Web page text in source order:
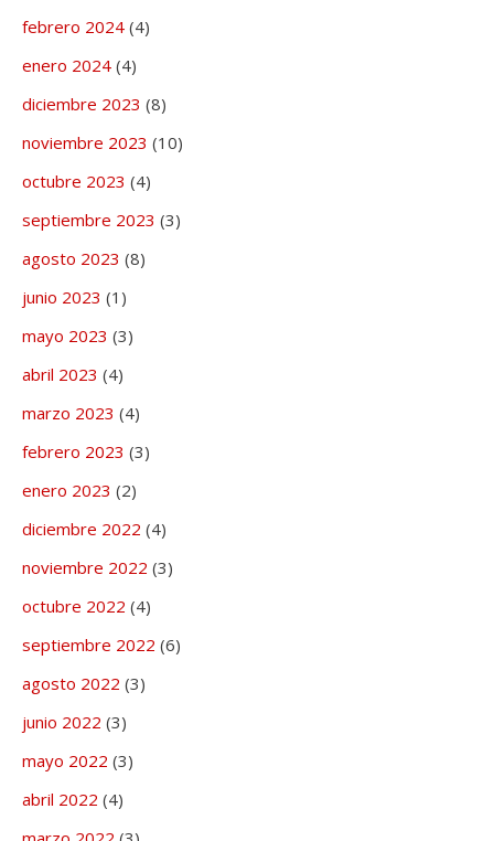
febrero 2024 (4)
enero 2024 (4)
diciembre 2023 (8)
noviembre 2023 (10)
octubre 2023 (4)
septiembre 2023 (3)
agosto 2023 (8)
junio 2023 (1)
mayo 2023 (3)
abril 2023 (4)
marzo 2023 (4)
febrero 2023 (3)
enero 2023 (2)
diciembre 2022 (4)
noviembre 2022 (3)
octubre 2022 (4)
septiembre 2022 (6)
agosto 2022 (3)
junio 2022 (3)
mayo 2022 (3)
abril 2022 (4)